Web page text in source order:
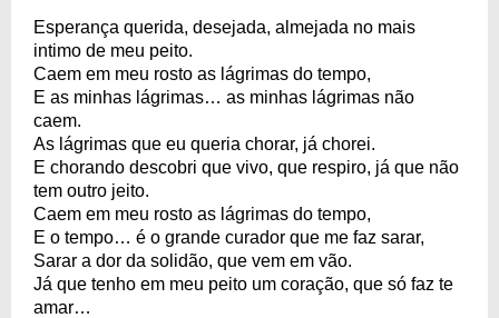
Esperança querida, desejada, almejada no mais
intimo de meu peito.
Caem em meu rosto as lágrimas do tempo,
E as minhas lágrimas… as minhas lágrimas não
caem.
As lágrimas que eu queria chorar, já chorei.
E chorando descobri que vivo, que respiro, já que não
tem outro jeito.
Caem em meu rosto as lágrimas do tempo,
E o tempo… é o grande curador que me faz sarar,
Sarar a dor da solidão, que vem em vão.
Já que tenho em meu peito um coração, que só faz te
amar…